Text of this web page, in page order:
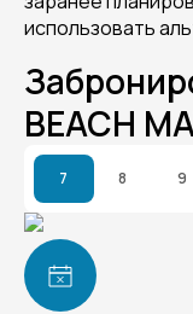
использовать
BEACH
7 8 9